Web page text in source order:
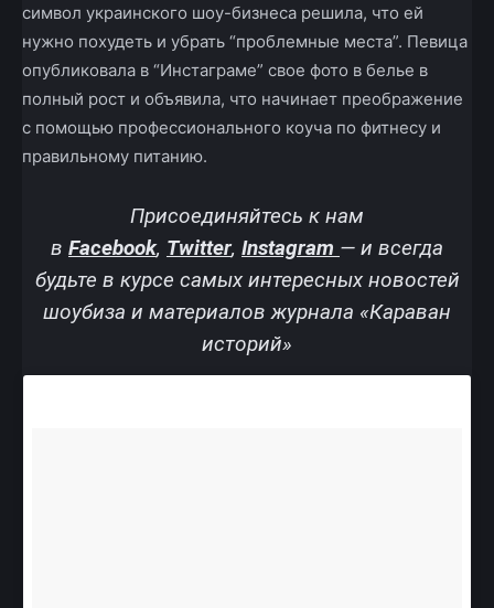
символ украинского шоу-бизнеса решила, что ей
нужно похудеть и убрать “проблемные места”. Певица
опубликовала в “Инстаграме” свое фото в белье в
полный рост и объявила, что начинает преображение
с помощью профессионального коуча по фитнесу и
правильному питанию.
Присоединяйтесь к нам
в Facebook, Twitter, Instagram — и всегда
будьте в курсе самых интересных новостей
шоубиза и материалов журнала «Караван
историй»